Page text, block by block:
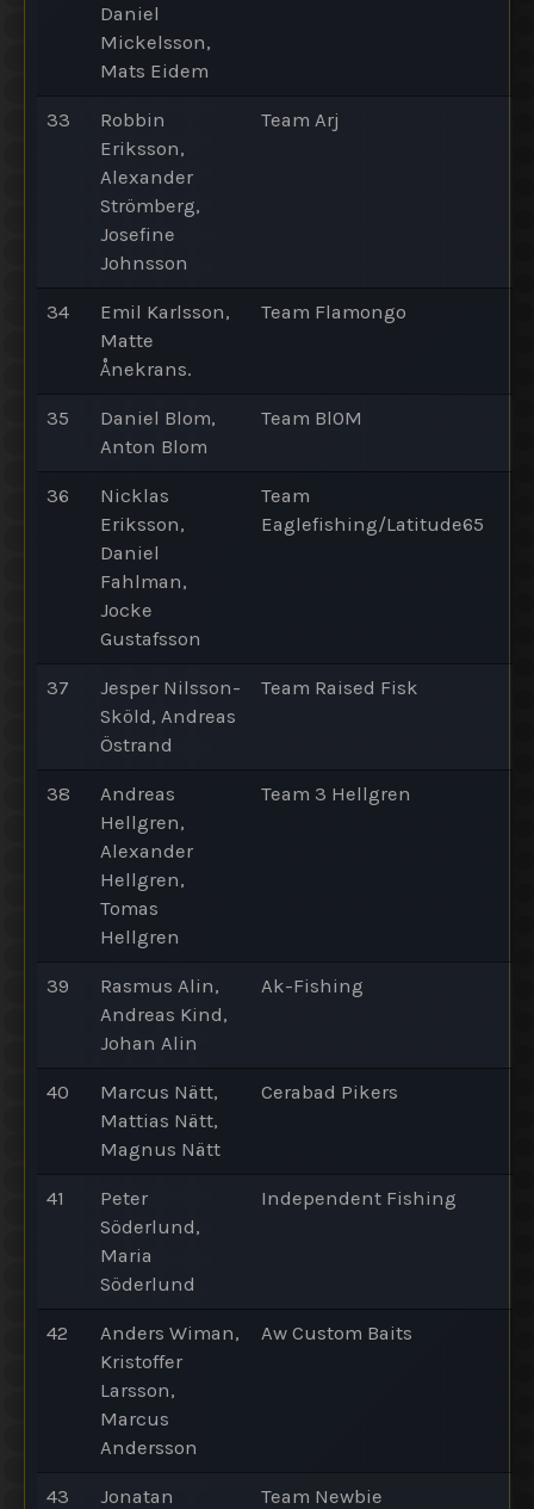
Daniel
Mickelsson,
Mats Eidem
33
Robbin
Eriksson,
Alexander
Strömberg,
Josefine
Johnsson
Team Arj
34
Emil Karlsson,
Matte
Ånekrans.
Team Flamongo
35
Daniel Blom,
Anton Blom
Team Bl0M
36
Nicklas
Eriksson,
Daniel
Fahlman,
Jocke
Gustafsson
Team
Eaglefishing/Latitude65
37
Jesper Nilsson-
Sköld, Andreas
Östrand
Team Raised Fisk
38
Andreas
Hellgren,
Alexander
Hellgren,
Tomas
Hellgren
Team 3 Hellgren
39
Rasmus Alin,
Andreas Kind,
Johan Alin
Ak-Fishing
40
Marcus Nätt,
Mattias Nätt,
Magnus Nätt
Cerabad Pikers
41
Peter
Söderlund,
Maria
Söderlund
Independent Fishing
42
Anders Wiman,
Kristoffer
Larsson,
Marcus
Andersson
Aw Custom Baits
43
Jonatan
Team Newbie